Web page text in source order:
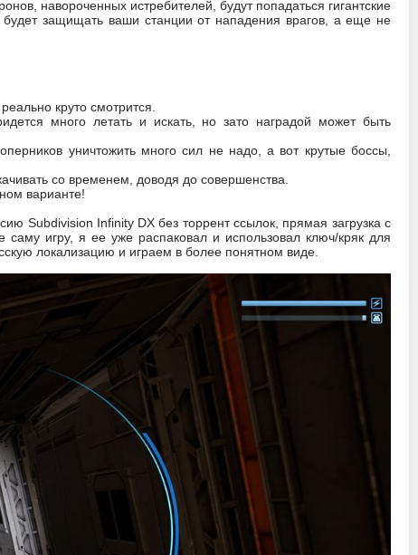
навороченных истребителей, будут попадаться гигантские
защищать ваши станции от нападения врагов, а еще не
круто смотрится.
много летать и искать, но зато наградой может быть
уничтожить много сил не надо, а вот крутые боссы,
со временем, доводя до совершенства.
варианте!
Subdivision Infinity DX без торрент ссылок, прямая загрузка с
игру, я ее уже распаковал и использовал ключ/кряк для
локализацию и играем в более понятном виде.